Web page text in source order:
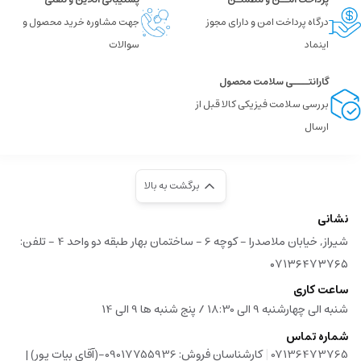
درگاه پرداخت امن و دارای مجوز
اینماد
جهت مشاوره خرید محصول و
سوالات
گارانتــــی سلامت محصول
بررسی سلامت فیزیکی کالا قبل از
ارسال
برگشت به بالا
نشانی
شیراز, خیابان ملاصدرا - کوچه 6 - ساختمان بهار طبقه دو واحد 4 - تلفن:
۰۷۱۳۶۴۷۳۷۶۵
ساعت کاری
شنبه الی چهارشنبه 9 الی 18:30 / پنج شنبه ها 9 الی 14
شماره تماس
07136473765
| کارشناسان فروش: 09017755936-(آقای بیات پور) |